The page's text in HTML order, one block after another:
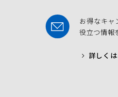
お得なキャ
役立つ情報
詳しく